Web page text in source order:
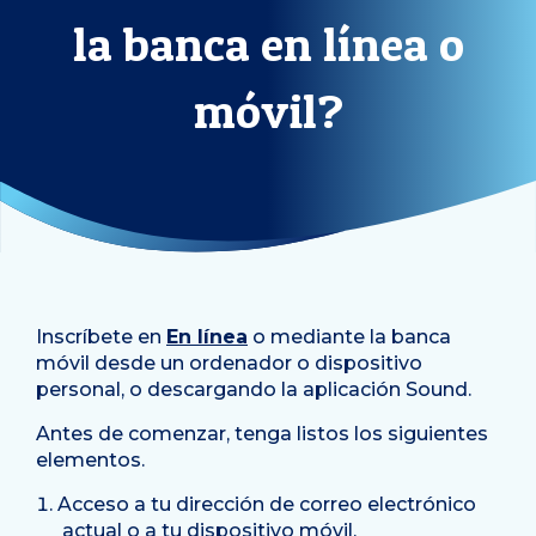
la banca en línea o
móvil?
Inscríbete en En línea o mediante la banca
móvil desde un ordenador o dispositivo
personal, o descargando la aplicación Sound.
Antes de comenzar, tenga listos los siguientes
elementos.
Acceso a tu dirección de correo electrónico
actual o a tu dispositivo móvil.